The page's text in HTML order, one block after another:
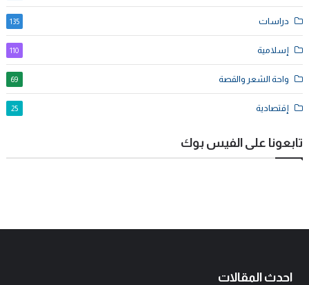
دراسات 135
إسلامية 110
واحة الشعر والقصة 69
إقتصادية 25
تابعونا على الفيس بوك
احدث المقالات